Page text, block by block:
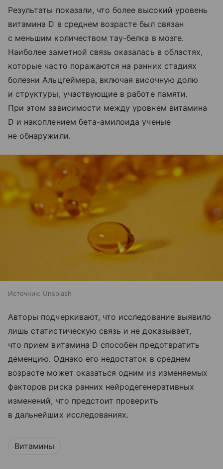
Результаты показали, что более высокий уровень
витамина D в среднем возрасте был связан
с меньшим количеством тау-белка в мозге.
Наиболее заметной связь оказалась в областях,
которые часто поражаются на ранних стадиях
болезни Альцгеймера, включая височную долю
и структуры, участвующие в работе памяти.
При этом зависимости между уровнем витамина
D и накоплением бета-амилоида ученые
не обнаружили.
Источник: Unsplash
Авторы подчеркивают, что исследование выявило
лишь статистическую связь и не доказывает,
что прием витамина D способен предотвратить
деменцию. Однако его недостаток в среднем
возрасте может оказаться одним из изменяемых
факторов риска ранних нейродегенеративных
изменений, что предстоит проверить
в дальнейших исследованиях.
Витамины